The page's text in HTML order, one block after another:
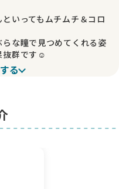
いってもムチムチ＆コロ
な瞳で見つめてくれる姿
抜群です☺️
ルカちゃん🍀
美人さん🌷
いますので、安心してお
てくださいね😊
る